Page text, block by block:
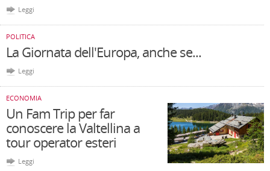
Leggi
POLITICA
La Giornata dell'Europa, anche se...
Leggi
ECONOMIA
Un Fam Trip per far
conoscere la Valtellina a
tour operator esteri
Leggi